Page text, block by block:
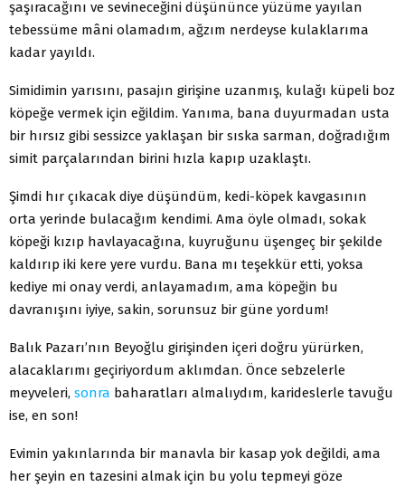
şaşıracağını ve sevineceğini düşününce yüzüme yayılan
tebessüme mâni olamadım, ağzım nerdeyse kulaklarıma
kadar yayıldı.
Simidimin yarısını, pasajın girişine uzanmış, kulağı küpeli boz
köpeğe vermek için eğildim. Yanıma, bana duyurmadan usta
bir hırsız gibi sessizce yaklaşan bir sıska sarman, doğradığım
simit parçalarından birini hızla kapıp uzaklaştı.
Şimdi hır çıkacak diye düşündüm, kedi-köpek kavgasının
orta yerinde bulacağım kendimi. Ama öyle olmadı, sokak
köpeği kızıp havlayacağına, kuyruğunu üşengeç bir şekilde
kaldırıp iki kere yere vurdu. Bana mı teşekkür etti, yoksa
kediye mi onay verdi, anlayamadım, ama köpeğin bu
davranışını iyiye, sakin, sorunsuz bir güne yordum!
Balık Pazarı’nın Beyoğlu girişinden içeri doğru yürürken,
alacaklarımı geçiriyordum aklımdan. Önce sebzelerle
meyveleri, sonra baharatları almalıydım, karideslerle tavuğu
ise, en son!
Evimin yakınlarında bir manavla bir kasap yok değildi, ama
her şeyin en tazesini almak için bu yolu tepmeyi göze